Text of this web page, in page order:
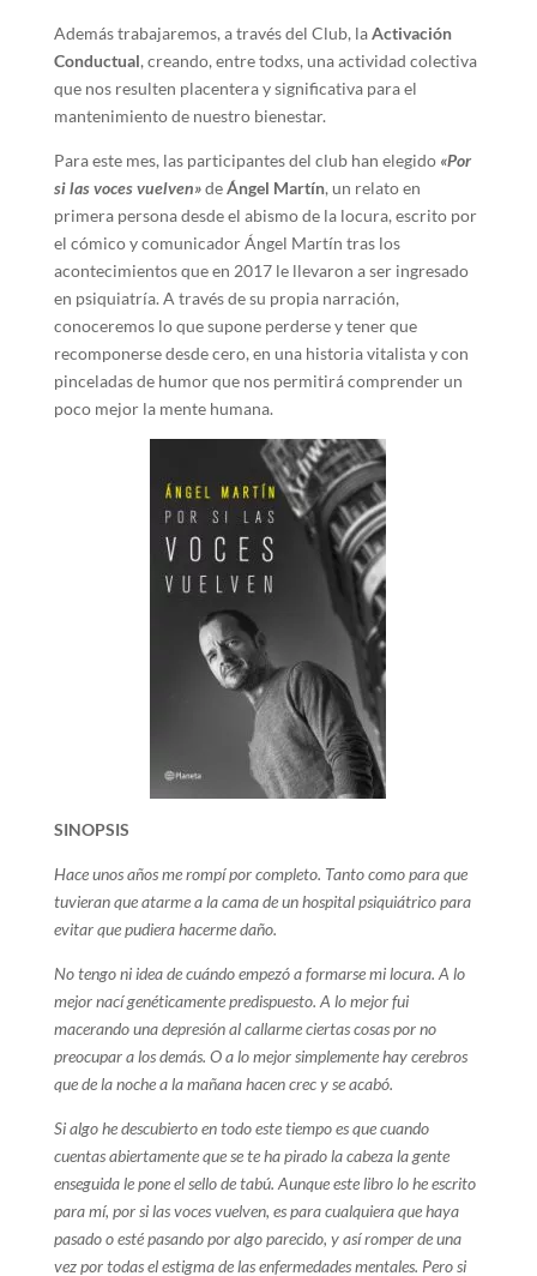
Además trabajaremos, a través del Club, laActivación
Conductual, creando, entre todxs, una actividad colectiva
que nos resulten placentera y significativa para el
mantenimiento de nuestro bienestar.
Para este mes, las participantes del club han elegido «Por
si las voces vuelven»deÁngel Martín, un relato en
primera persona desde el abismo de la locura, escrito por
el cómico y comunicador Ángel Martín tras los
acontecimientos que en 2017 le llevaron a ser ingresado
en psiquiatría. A través de su propia narración,
conoceremos lo que supone perderse y tener que
recomponerse desde cero, en una historia vitalista y con
pinceladas de humor que nos permitirá comprender un
poco mejor la mente humana.
SINOPSIS
Hace unos años me rompí por completo. Tanto como para que
tuvieran que atarme a la cama de un hospital psiquiátrico para
evitar que pudiera hacerme daño.
No tengo ni idea de cuándo empezó a formarse mi locura. A lo
mejor nací genéticamente predispuesto. A lo mejor fui
macerando una depresión al callarme ciertas cosas por no
preocupar a los demás. O a lo mejor simplemente hay cerebros
que de la noche a la mañana hacen crec y se acabó.
Si algo he descubierto en todo este tiempo es que cuando
cuentas abiertamente que se te ha pirado la cabeza la gente
enseguida le pone el sello de tabú. Aunque este libro lo he escrito
para mí, por si las voces vuelven, es para cualquiera que haya
pasado o esté pasando por algo parecido, y así romper de una
vez por todas el estigma de las enfermedades mentales. Pero si